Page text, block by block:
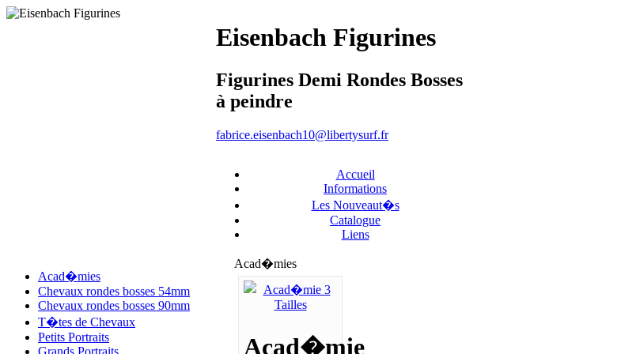
Eisenbach Figurines
Figurines Demi Rondes Bosses
à peindre
fabrice.eisenbach10@libertysurf.fr
Accueil
Informations
Les Nouveaut�s
Catalogue
Liens
Acad�mies
Chevaux rondes bosses 54mm
Chevaux rondes bosses 90mm
T�tes de Chevaux
Petits Portraits
Grands Portraits
Acad�mies
Acad�mie